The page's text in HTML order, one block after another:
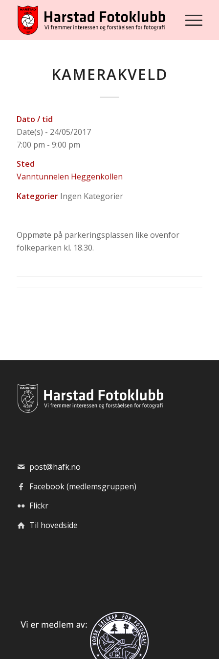
KAMERAKVELD
Dato / tid
Date(s) - 24/05/2017
7:00 pm - 9:00 pm
Sted
Vanntunnelen Heggenkollen
KategorierIngen Kategorier
Oppmøte på parkeringsplassen like ovenfor
folkeparken kl. 18.30.
post@hafk.no
Facebook (medlemsgruppen)
Flickr
Til hovedside